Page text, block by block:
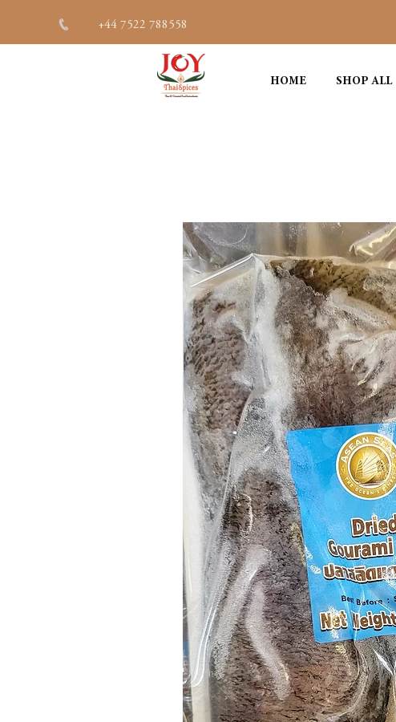
+44 7522 788558
HOME SHOP ALL